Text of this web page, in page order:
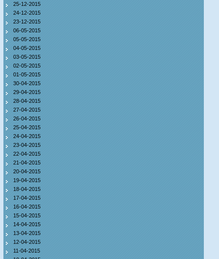
25-12-2015
24-12-2015
23-12-2015
06-05-2015
05-05-2015
04-05-2015
03-05-2015
02-05-2015
01-05-2015
30-04-2015
29-04-2015
28-04-2015
27-04-2015
26-04-2015
25-04-2015
24-04-2015
23-04-2015
22-04-2015
21-04-2015
20-04-2015
19-04-2015
18-04-2015
17-04-2015
16-04-2015
15-04-2015
14-04-2015
13-04-2015
12-04-2015
11-04-2015